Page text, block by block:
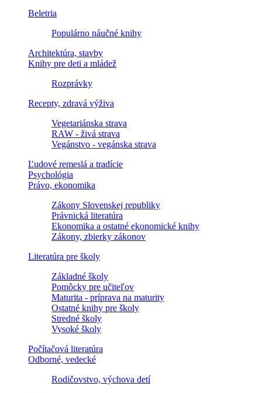
Beletria
Populárno náučné knihy
Architektúra, stavby
Knihy pre deti a mládež
Rozprávky
Recepty, zdravá výživa
Vegetariánska strava
RAW - živá strava
Vegánstvo - vegánska strava
Ľudové remeslá a tradície
Psychológia
Právo, ekonomika
Zákony Slovenskej republiky
Právnická literatúra
Ekonomika a ostatné ekonomické knihy
Zákony, zbierky zákonov
Literatúra pre školy
Základné školy
Pomôcky pre učiteľov
Maturita - príprava na maturity
Ostatné knihy pre školy
Stredné školy
Vysoké školy
Počítačová literatúra
Odborné, vedecké
Rodičovstvo, výchova detí